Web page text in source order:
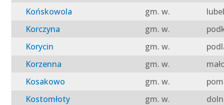
Końskowola
gm. w.
Korczyna
gm. w.
Korycin
gm. w.
Korzenna
gm. w.
Kosakowo
gm. w.
Kostomłoty
gm. w.